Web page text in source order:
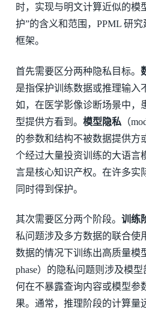
时，实现与明文计算近似的模
护”的含义和范围，PPML 研
框架。
首先需要区分两种隐私目标。
是指保护训练数据或推理输入
如，在医学影像诊断场景中，
型提供方看到。 模型隐私（
的参数和结构不被数据提供方
个经过大量投资训练的大语言
言是核心知识产权。在许多实
同时得到保护。
其次需要区分两个阶段。 训练
私问题涉及多方数据的联合
数据的情况下训练出高质量模
phase）的隐私问题则涉及模
何在不暴露查询内容或模型参
果。通常，推理阶段的计算量